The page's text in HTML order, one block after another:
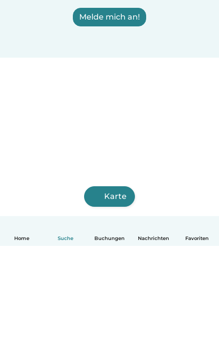
Home Suche Buchungen Nachrichten Favoriten
Melde mich an!
Karte